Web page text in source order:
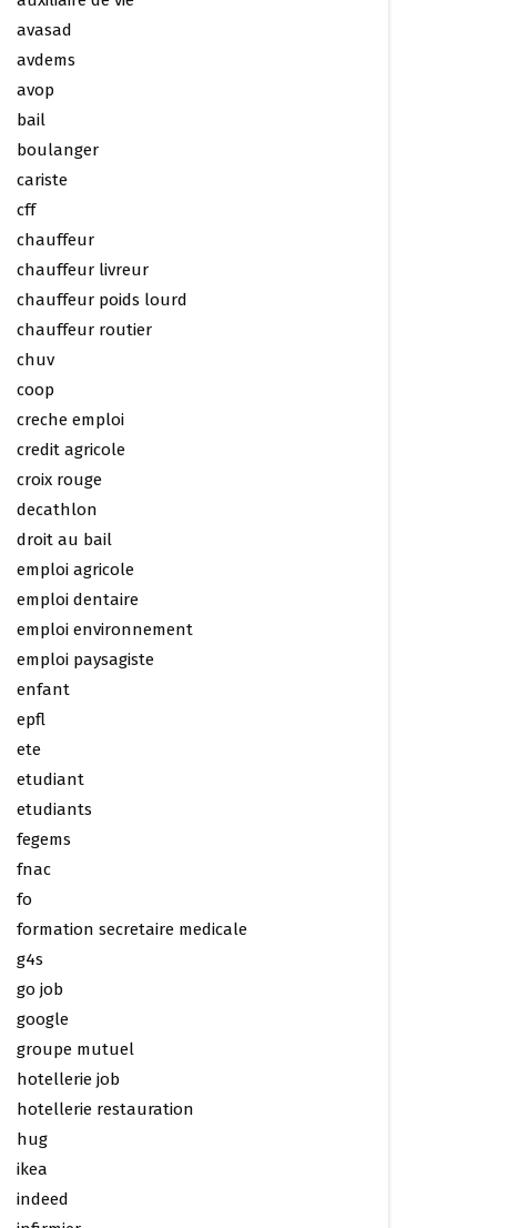
avasad
avdems
avop
bail
boulanger
cariste
cff
chauffeur
chauffeur livreur
chauffeur poids lourd
chauffeur routier
chuv
coop
creche emploi
credit agricole
croix rouge
decathlon
droit au bail
emploi agricole
emploi dentaire
emploi environnement
emploi paysagiste
enfant
epfl
ete
etudiant
etudiants
fegems
fnac
fo
formation secretaire medicale
g4s
go job
google
groupe mutuel
hotellerie job
hotellerie restauration
hug
ikea
indeed